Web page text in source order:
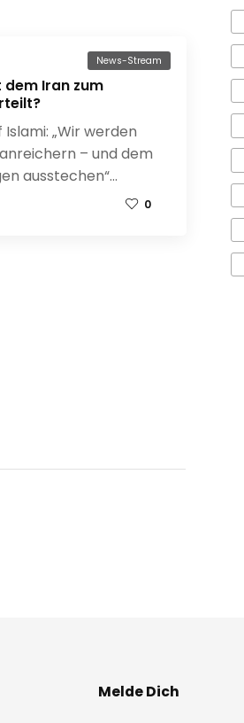
News-Stream
Iran zum
„Wir werden
– und dem
ausstechen“…
0
Melde Dich